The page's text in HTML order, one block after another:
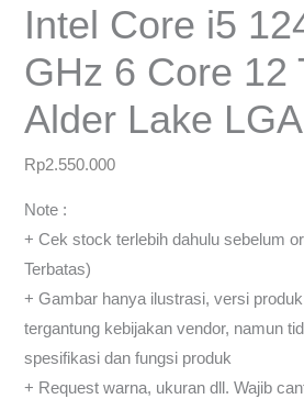
Intel Core i5
GHz 6 Core 12
Alder Lake
Rp2.550.000
Note :
+ Cek stock terlebih dahulu sebelum
Terbatas)
+ Gambar hanya ilustrasi, versi
tergantung kebijakan vendor, namun
spesifikasi dan fungsi produk
+ Request warna, ukuran dll. Wajib